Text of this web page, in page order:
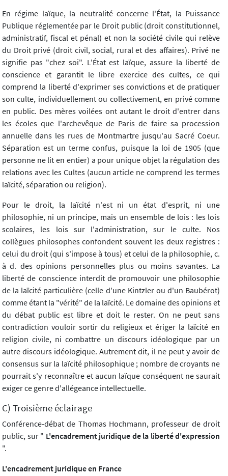
En régime laïque, la neutralité concerne l'État, la Puissance
Publique réglementée par le Droit public (droit constitutionnel,
administratif, fiscal et pénal) et non la société civile qui relève
du Droit privé (droit civil, social, rural et des affaires). Privé ne
signifie pas "chez soi". L'État est laïque, assure la liberté de
conscience et garantit le libre exercice des cultes, ce qui
comprend la liberté d'exprimer ses convictions et de pratiquer
son culte, individuellement ou collectivement, en privé comme
en public. Des mères voilées ont autant le droit d'entrer dans
les écoles que l'archevêque de Paris de faire sa procession
annuelle dans les rues de Montmartre jusqu'au Sacré Coeur.
Séparation est un terme confus, puisque la loi de 1905 (que
personne ne lit en entier) a pour unique objet la régulation des
relations avec les Cultes (aucun article ne comprend les termes
laïcité, séparation ou religion).
Pour le droit, la laïcité n'est ni un état d'esprit, ni une
philosophie, ni un principe, mais un ensemble de lois : les lois
scolaires, les lois sur l'administration, sur le culte. Nos
collègues philosophes confondent souvent les deux registres :
celui du droit (qui s'impose à tous) et celui de la philosophie, c.
à d. des opinions personnelles plus ou moins savantes. La
liberté de conscience interdit de promouvoir une philosophie
de la laïcité particulière (celle d'une Kintzler ou d'un Baubérot)
comme étant la "vérité" de la laïcité. Le domaine des opinions et
du débat public est libre et doit le rester. On ne peut sans
contradiction vouloir sortir du religieux et ériger la laïcité en
religion civile, ni combattre un discours idéologique par un
autre discours idéologique. Autrement dit, il ne peut y avoir de
consensus sur la laïcité philosophique ; nombre de croyants ne
pourrait s'y reconnaître et aucun laïque conséquent ne saurait
exiger ce genre d'allégeance intellectuelle.
C) Troisième éclairage
Conférence-débat de Thomas Hochmann, professeur de droit
public, sur " L'encadrement juridique de la liberté d'expression
".
L'encadrement juridique en France